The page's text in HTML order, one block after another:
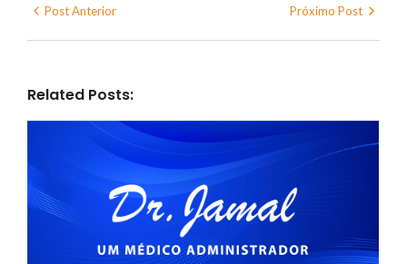
Post Anterior Próximo Post
Related Posts: